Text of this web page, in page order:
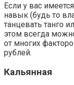
Если у вас
навык (будь то
танцевать танго
этом всегда
от многих
рублей.
Кальянная